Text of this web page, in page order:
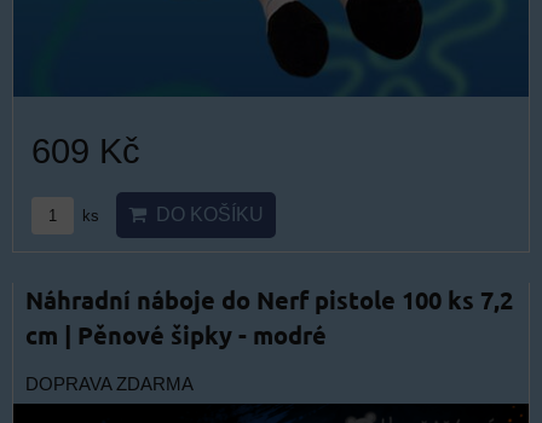
609 Kč
ks DO KOŠÍKU
Náhradní náboje do Nerf pistole 100 ks 7,2
cm | Pěnové šipky - modré
DOPRAVA ZDARMA